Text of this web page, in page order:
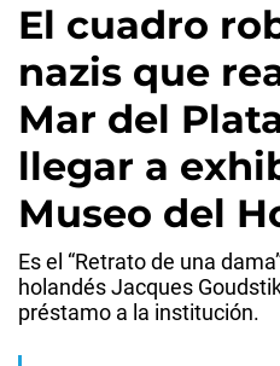
El cuadro
nazis que
Mar del
llegar a
Museo del
Es el “Retrato de una
holandés Jacques
préstamo a la institución.